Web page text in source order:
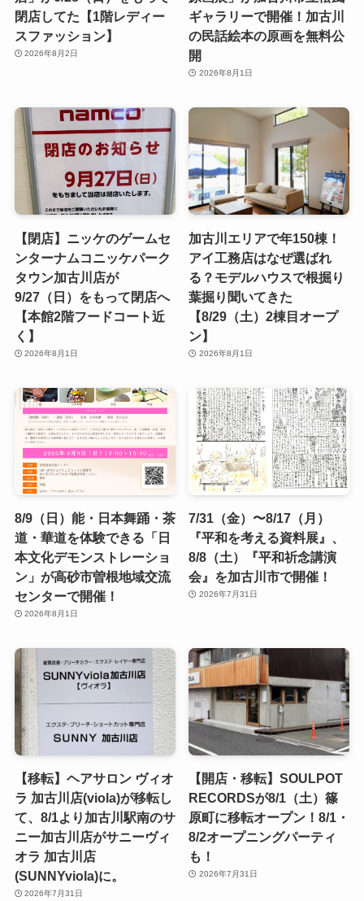
閉店してた【1階レディー
スファッション】
2026年8月2日
ギャラリーで開催！加古川
の民話絵本の原画を無料公
開
2026年8月1日
【閉店】ニッケのゲームセ
ンターナムコニッケパーク
タウン加古川店が
9/27（日）をもって閉店へ
【本館2階フードコート近
く】
2026年8月1日
加古川エリアで年150棟！
アイ工務店はなぜ選ばれ
る？モデルハウスで根掘り
葉掘り聞いてきた
【8/29（土）2棟目オープ
ン】
2026年8月1日
8/9（日）能・日本舞踊・茶
道・華道を体験できる「日
本文化デモンストレーショ
ン」が高砂市曽根地域交流
センターで開催！
2026年8月1日
7/31（金）〜8/17（月）
『平和を考える資料展』、
8/8（土）『平和祈念講演
会』を加古川市で開催！
2026年7月31日
【移転】ヘアサロン ヴィオ
ラ 加古川店(viola)が移転し
て、8/1より加古川駅南のサ
ニー加古川店がサニーヴィ
オラ 加古川店
(SUNNYviola)に。
2026年7月31日
【開店・移転】SOULPOT
RECORDSが8/1（土）篠
原町に移転オープン！8/1・
8/2オープニングパーティ
も！
2026年7月31日